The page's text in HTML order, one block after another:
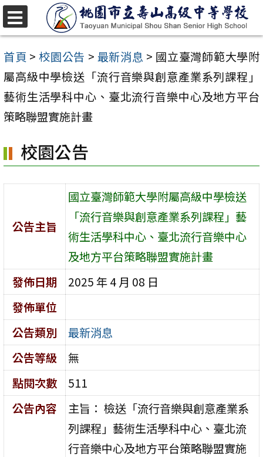
跳
至
主
要
內
容
首頁 > 校園公告 > 最新消息 > 國立臺灣師範大學附
屬高級中學檢送「流行音樂與創意產業系列課程」
藝術生活學科中心、臺北流行音樂中心及地方平台
策略聯盟實施計畫
校園公告
公告主旨
國立臺灣師範大學附屬高級中學檢送
「流行音樂與創意產業系列課程」藝
術生活學科中心、臺北流行音樂中心
及地方平台策略聯盟實施計畫
發佈日期
2025 年 4 月 08 日
發佈單位
公告類別
最新消息
公告等級
無
點閱次數
511
公告內容
主旨： 檢送「流行音樂與創意產業系
列課程」藝術生活學科中心、臺北流
行音樂中心及地方平台策略聯盟實施
選
單